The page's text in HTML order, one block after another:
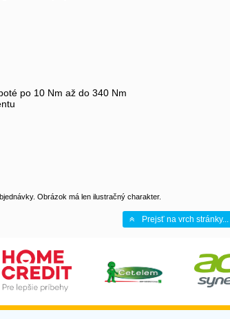
po 10 Nm až do 340 Nm
Obrázok má len ilustračný charakter.
Prejsť na vrch stránky...